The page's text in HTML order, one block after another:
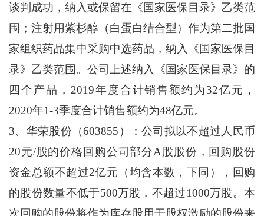
谈判成功，纳入或保留在《国家医保目录》乙类范
围；注射用紫杉醇（白蛋白结合型）作为第二批国
家组织药品集中采购中选药品，纳入《国家医保目
录》乙类范围。公司上述纳入《国家医保目录》的
四个产品，2019年度合计销售额约为32亿元，
2020年1-3季度合计销售额约为48亿元。
3、华荣股份（603855）：公司拟以不超过人民币
20元/股的价格回购公司部分A股股份，回购股份
资金总额不超过2亿元（均含本数，下同），回购
的股份数量不低于500万股，不超过1000万股。本
次回购的股份将作为库存股用于股权激励的股份来